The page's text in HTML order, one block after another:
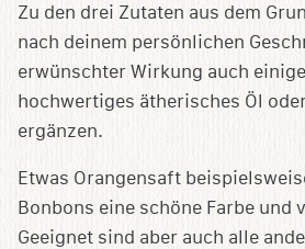
Zu den drei Zutaten aus dem
nach deinem persönlichen
erwünschter Wirkung auch
hochwertiges ätherisches Öl
ergänzen.
Etwas Orangensaft
Bonbons eine schöne Farbe und
Geeignet sind aber auch alle